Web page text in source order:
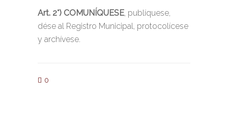
Art. 2°) COMUNÍQUESE, publíquese,
dése al Registro Municipal, protocolícese
y archívese.
0